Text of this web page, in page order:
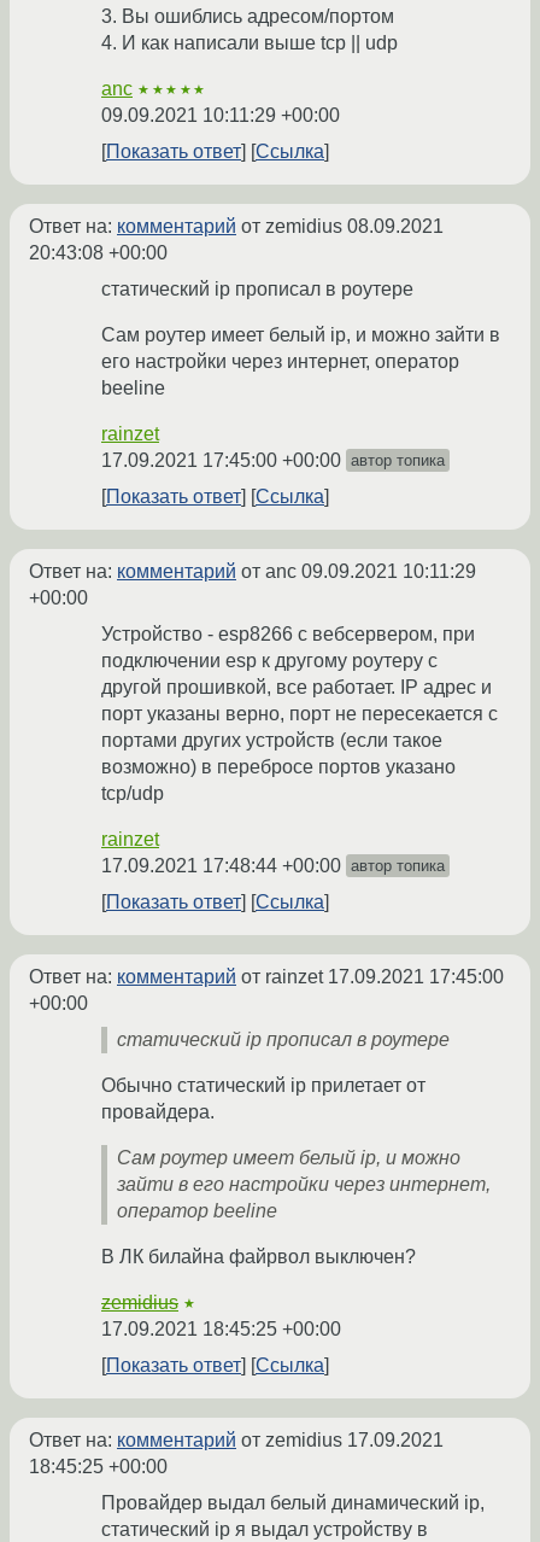
3. Вы ошиблись адресом/портом
4. И как написали выше tcp || udp
anc ★★★★★
09.09.2021 10:11:29 +00:00
Показать ответ
Ссылка
Ответ на: комментарий от zemidius 08.09.2021
20:43:08 +00:00
статический ip прописал в роутере
Сам роутер имеет белый ip, и можно зайти в
его настройки через интернет, оператор
beeline
rainzet
17.09.2021 17:45:00 +00:00 автор топика
Показать ответ Ссылка
Ответ на: комментарий от anc 09.09.2021 10:11:29
+00:00
Устройство - esp8266 с вебсервером, при
подключении esp к другому роутеру с
другой прошивкой, все работает. IP адрес и
порт указаны верно, порт не пересекается с
портами других устройств (если такое
возможно) в перебросе портов указано
tcp/udp
rainzet
17.09.2021 17:48:44 +00:00 автор топика
Показать ответ Ссылка
Ответ на: комментарий от rainzet 17.09.2021 17:45:00
+00:00
статический ip прописал в роутере
Обычно статический ip прилетает от
провайдера.
Сам роутер имеет белый ip, и можно
зайти в его настройки через интернет,
оператор beeline
В ЛК билайна файрвол выключен?
zemidius ★
17.09.2021 18:45:25 +00:00
Показать ответ
Ссылка
Ответ на: комментарий от zemidius 17.09.2021
18:45:25 +00:00
Провайдер выдал белый динамический ip,
статический ip я выдал устройству в